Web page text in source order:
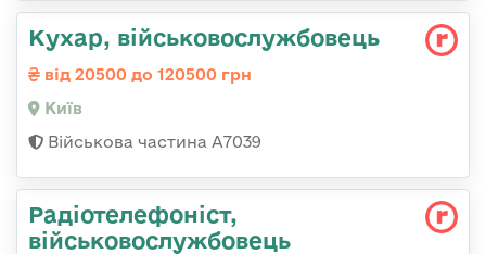
Кухар, військовослужбовець
від 20500 до 120500 грн
Київ
Військова частина А7039
Радіотелефоніст,
військовослужбовець